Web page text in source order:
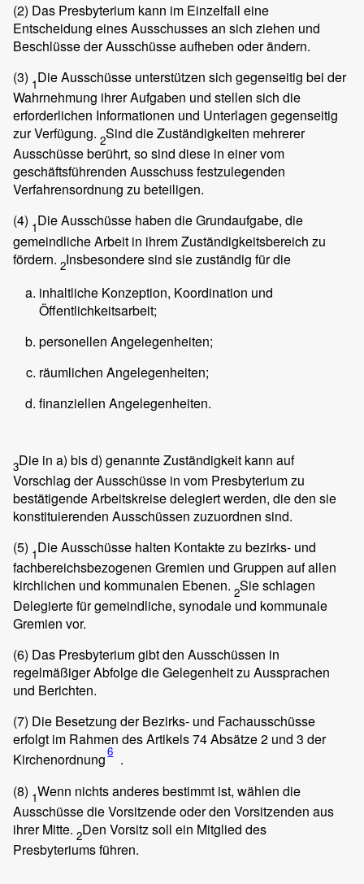
(2) Das Presbyterium kann im Einzelfall eine
Entscheidung eines Ausschusses an sich ziehen und
Beschlüsse der Ausschüsse aufheben oder ändern.
(3) 1Die Ausschüsse unterstützen sich gegenseitig bei der
Wahrnehmung ihrer Aufgaben und stellen sich die
erforderlichen Informationen und Unterlagen gegenseitig
zur Verfügung. 2Sind die Zuständigkeiten mehrerer
Ausschüsse berührt, so sind diese in einer vom
geschäftsführenden Ausschuss festzulegenden
Verfahrensordnung zu beteiligen.
(4) 1Die Ausschüsse haben die Grundaufgabe, die
gemeindliche Arbeit in ihrem Zuständigkeitsbereich zu
fördern. 2Insbesondere sind sie zuständig für die
inhaltliche Konzeption, Koordination und
Öffentlichkeitsarbeit;
personellen Angelegenheiten;
räumlichen Angelegenheiten;
finanziellen Angelegenheiten.
3Die in a) bis d) genannte Zuständigkeit kann auf
Vorschlag der Ausschüsse in vom Presbyterium zu
bestätigende Arbeitskreise delegiert werden, die den sie
konstituierenden Ausschüssen zuzuordnen sind.
(5) 1Die Ausschüsse halten Kontakte zu bezirks- und
fachbereichsbezogenen Gremien und Gruppen auf allen
kirchlichen und kommunalen Ebenen. 2Sie schlagen
Delegierte für gemeindliche, synodale und kommunale
Gremien vor.
(6) Das Presbyterium gibt den Ausschüssen in
regelmäßiger Abfolge die Gelegenheit zu Aussprachen
und Berichten.
(7) Die Besetzung der Bezirks- und Fachausschüsse
erfolgt im Rahmen des Artikels 74 Absätze 2 und 3 der
Kirchenordnung6 .
(8) 1Wenn nichts anderes bestimmt ist, wählen die
Ausschüsse die Vorsitzende oder den Vorsitzenden aus
ihrer Mitte. 2Den Vorsitz soll ein Mitglied des
Presbyteriums führen.